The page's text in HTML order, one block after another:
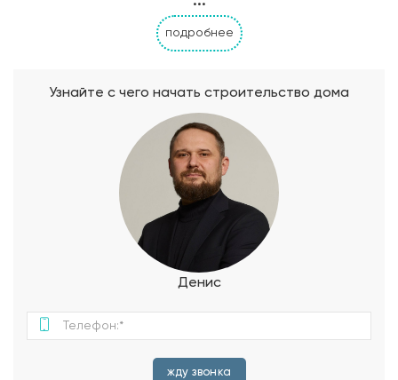
брус. Отделка стен – колерованные лессирующие
подробнее
Узнайте с чего начать строительство дома
Денис
жду звонка